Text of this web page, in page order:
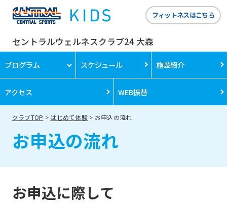
セントラルウェルネスクラブ24 大森
フィットネスはこちら
プログラム スケジュール 施設紹介
アクセス WEB振替
クラブTOP はじめて体験 お申込の流れ
お申込の流れ
お申込に際して